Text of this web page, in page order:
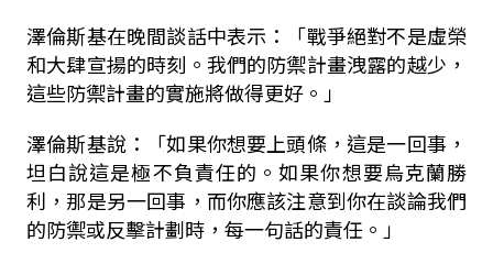
澤倫斯基在晚間談話中表示：「戰爭絕對不是虛榮
和大肆宣揚的時刻。我們的防禦計畫洩露的越少，
這些防禦計畫的實施將做得更好。」
澤倫斯基說：「如果你想要上頭條，這是一回事，
坦白說這是極不負責任的。如果你想要烏克蘭勝
利，那是另一回事，而你應該注意到你在談論我們
的防禦或反擊計劃時，每一句話的責任。」